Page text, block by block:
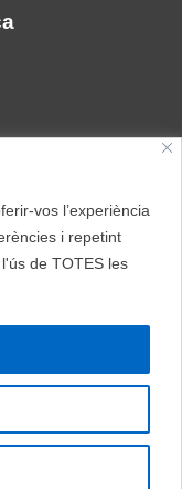
vos l’experiència
i repetint
de TOTES les